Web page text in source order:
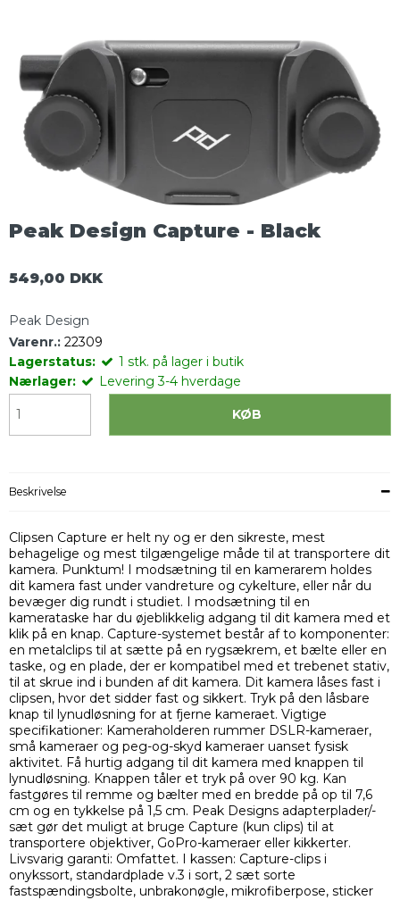
Peak Design Capture - Black
549,00 DKK
Peak Design
Varenr.: 22309
Lagerstatus:
1 stk. på lager i butik
Nærlager:
Levering 3-4 hverdage
KØB
Beskrivelse
Clipsen Capture er helt ny og er den sikreste, mest
behagelige og mest tilgængelige måde til at transportere dit
kamera. Punktum! I modsætning til en kamerarem holdes
dit kamera fast under vandreture og cykelture, eller når du
bevæger dig rundt i studiet. I modsætning til en
kamerataske har du øjeblikkelig adgang til dit kamera med et
klik på en knap. Capture-systemet består af to komponenter:
en metalclips til at sætte på en rygsækrem, et bælte eller en
taske, og en plade, der er kompatibel med et trebenet stativ,
til at skrue ind i bunden af dit kamera. Dit kamera låses fast i
clipsen, hvor det sidder fast og sikkert. Tryk på den låsbare
knap til lynudløsning for at fjerne kameraet. Vigtige
specifikationer: Kameraholderen rummer DSLR-kameraer,
små kameraer og peg-og-skyd kameraer uanset fysisk
aktivitet. Få hurtig adgang til dit kamera med knappen til
lynudløsning. Knappen tåler et tryk på over 90 kg. Kan
fastgøres til remme og bælter med en bredde på op til 7,6
cm og en tykkelse på 1,5 cm. Peak Designs adapterplader/-
sæt gør det muligt at bruge Capture (kun clips) til at
transportere objektiver, GoPro-kameraer eller kikkerter.
Livsvarig garanti: Omfattet. I kassen: Capture-clips i
onykssort, standardplade v.3 i sort, 2 sæt sorte
fastspændingsbolte, unbrakonøgle, mikrofiberpose, sticker